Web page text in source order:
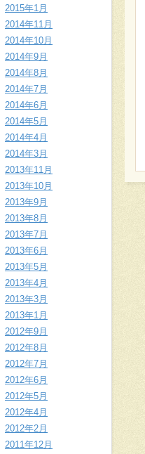
2015年1月
2014年11月
2014年10月
2014年9月
2014年8月
2014年7月
2014年6月
2014年5月
2014年4月
2014年3月
2013年11月
2013年10月
2013年9月
2013年8月
2013年7月
2013年6月
2013年5月
2013年4月
2013年3月
2013年1月
2012年9月
2012年8月
2012年7月
2012年6月
2012年5月
2012年4月
2012年2月
2011年12月